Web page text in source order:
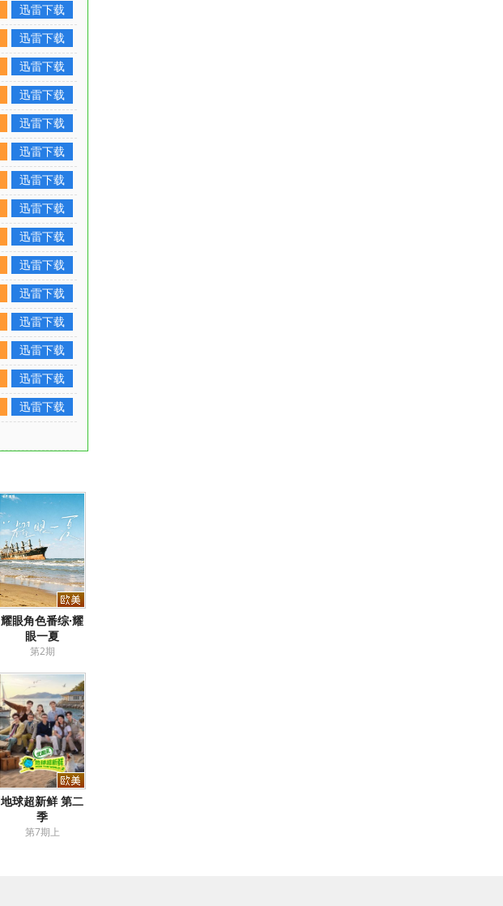
迅雷下载
迅雷下载
迅雷下载
迅雷下载
迅雷下载
迅雷下载
迅雷下载
迅雷下载
迅雷下载
迅雷下载
迅雷下载
迅雷下载
迅雷下载
迅雷下载
迅雷下载
耀眼角色番综·耀
眼一夏
第2期
地球超新鲜 第二
季
第7期上